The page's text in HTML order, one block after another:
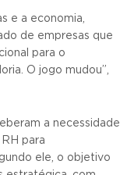
e a economia,
de empresas que
para o
O jogo mudou”,
a necessidade
para
ele, o objetivo